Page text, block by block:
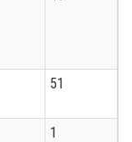
51
1